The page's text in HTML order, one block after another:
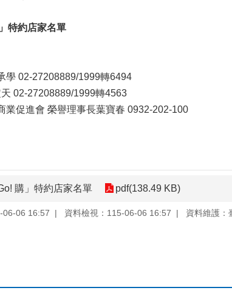
特約店家名單
02-27208889/1999轉6494
27208889/1999轉4563
業促進會 榮譽理事長葉寶春 0932-202-100
購」特約店家名單 pdf(138.49 KB)
06-06 16:57 資料檢視：115-06-06 16:57 資料維護：